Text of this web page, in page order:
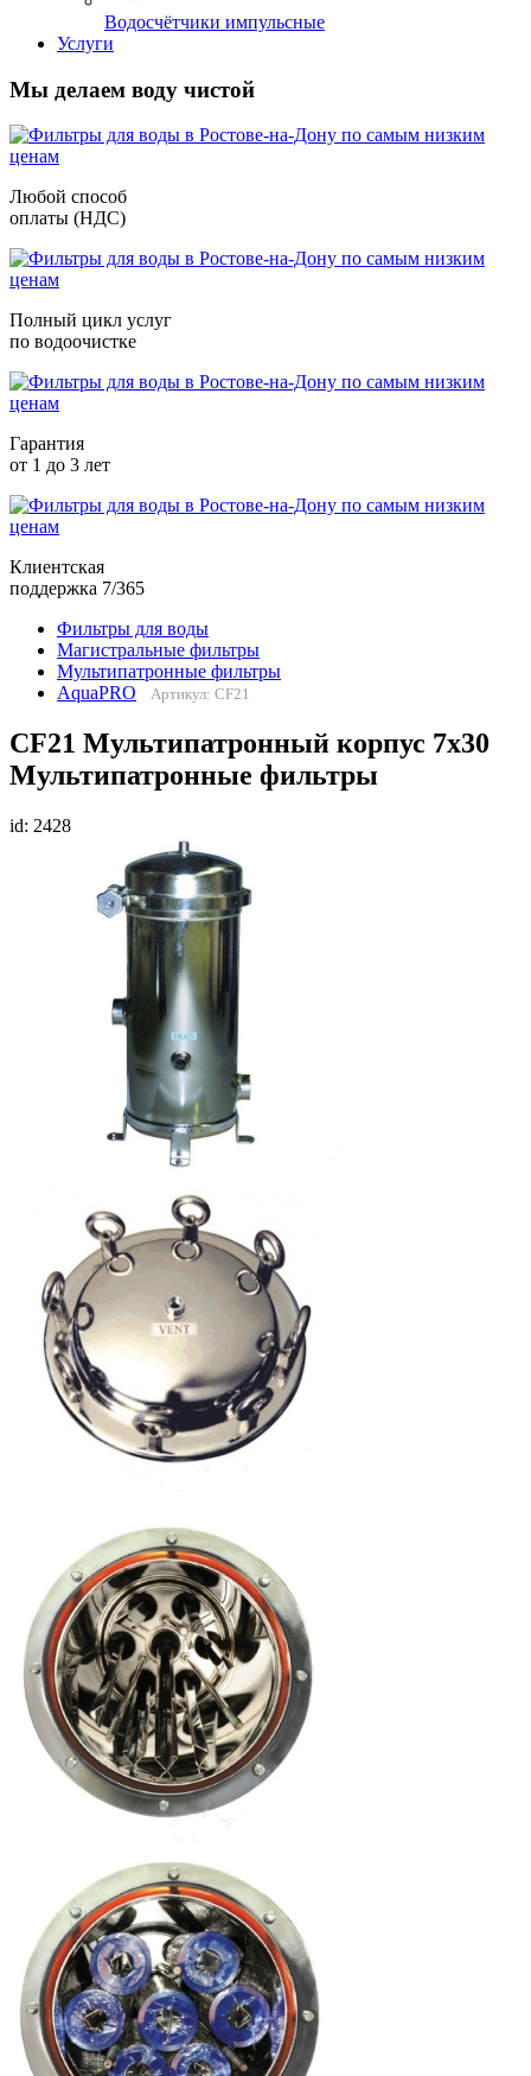
Водосчётчики импульсные
Услуги
Мы делаем воду чистой
Любой способ
оплаты (НДС)
Полный цикл услуг
по водоочистке
Гарантия
от 1 до 3 лет
Клиентская
поддержка 7/365
Фильтры для воды
Магистральные фильтры
Мультипатронные фильтры
AquaPRO
Артикул: CF21
CF21 Мультипатронный корпус 7х30
Мультипатронные фильтры
id: 2428